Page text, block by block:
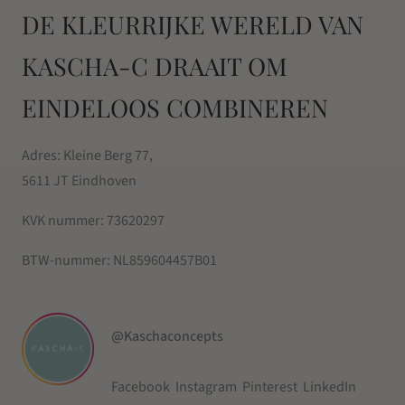
DE KLEURRIJKE WERELD VAN
KASCHA-C DRAAIT OM
EINDELOOS COMBINEREN
Adres: Kleine Berg 77,
5611 JT Eindhoven
KVK nummer: 73620297
BTW-nummer: NL859604457B01
@Kaschaconcepts
Facebook Instagram Pinterest LinkedIn